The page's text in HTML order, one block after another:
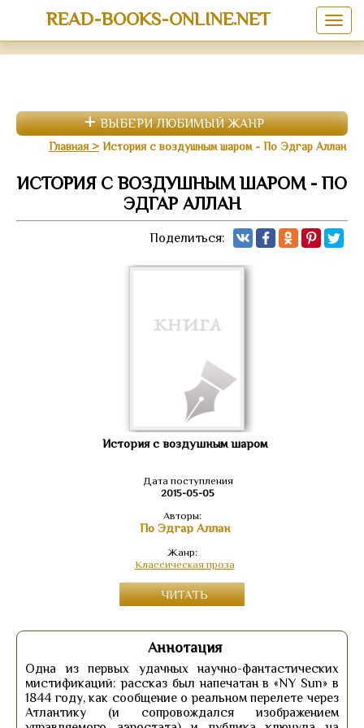
READ-BOOKS-ONLINE.NET
ВЫБЕРИ ЛЮБИМЫЙ ЖАНР
Главная История с воздушным шаром - По Эдгар Аллан
ИСТОРИЯ С ВОЗДУШНЫМ ШАРОМ - ПО
ЭДГАР АЛЛАН
Поделиться:
История с воздушным шаром
Дата поступления
2015-05-05
Авторы:
По Эдгар Аллан
Жанр:
Классическая проза
ЧИТАТЬ
Аннотация
Одна из первых удачных научно-фантастических
мистификаций: рассказ был напечатан в «NY Sun» в
1844 году, как сообщение о реальном перелете через
Атлантику (и сопровождался изображением